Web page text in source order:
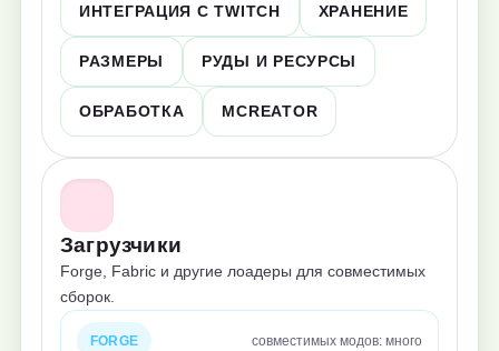
ИНТЕГРАЦИЯ С TWITCH ХРАНЕНИЕ
РАЗМЕРЫ РУДЫ И РЕСУРСЫ
ОБРАБОТКА MCREATOR
Загрузчики
Forge, Fabric и другие лоадеры для совместимых
сборок.
FORGE совместимых модов: много